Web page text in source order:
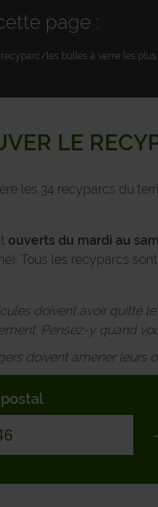
page :
recyparc/les bulles à verre les plus
LE
les 34 recyparcs du
ouverts du mardi au
Tous les recyparcs sont
doivent avoir quitté
Pensez-y quand
doivent amener leurs
-